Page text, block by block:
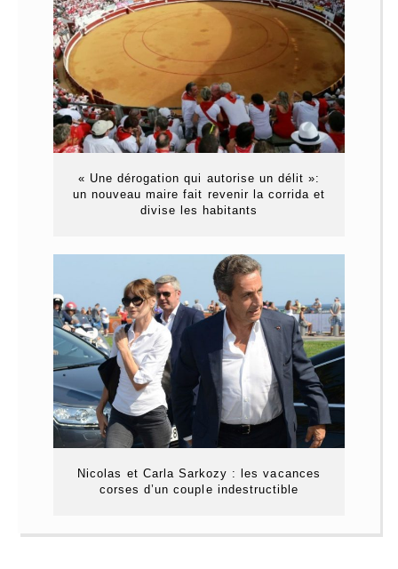
« Une dérogation qui autorise un délit »:
un nouveau maire fait revenir la corrida et
divise les habitants
Nicolas et Carla Sarkozy : les vacances
corses d’un couple indestructible